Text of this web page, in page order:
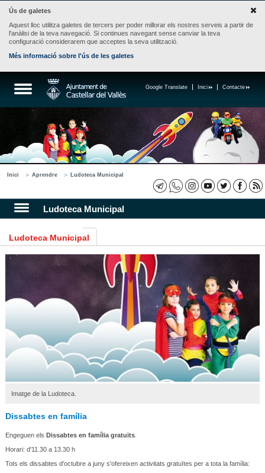
Ús de galetes
Aquest lloc utilitza galetes de tercers per poder millorar els nostres serveis a partir de
l'anàlisi de la teva navegació. Si continues navegant sense canviar la teva
configuració considerarem que acceptes la seva utilització.
Més informació sobre l'ús de les galetes
Contacte
Inici
Google Translate
Inici Aprendre Ludoteca Municipal
Ludoteca Municipal
Ludoteca Municipal
Imatge de la Ludoteca.
Dissabtes en família
Engeguen els Dissabtes en família gratuïts.
Horari: d'11.30 a 13.30 h
Tots els dissabtes d'octubre a juny s'ofereixen activitats gratuïtes per a tota la família: